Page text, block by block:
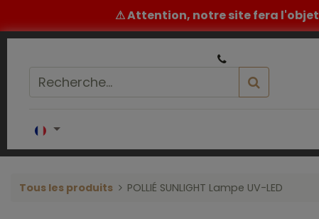
⚠ Attention, notre site fera l'objet
Un conseil ou un devis ? ​
Tous les produits POLLIÉ SUNLIGHT Lampe UV-LED